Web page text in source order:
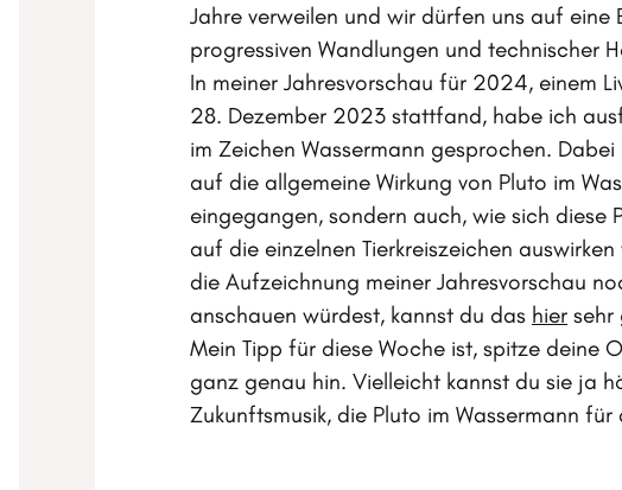
Jahre verweilen und wir dürfen uns auf eine
progressiven Wandlungen und technischer
In meiner Jahresvorschau für 2024, einem
28. Dezember 2023 stattfand, habe ich
im Zeichen Wassermann gesprochen.
auf die allgemeine Wirkung von Pluto im
eingegangen, sondern auch, wie sich diese
auf die einzelnen Tierkreiszeichen
die Aufzeichnung meiner Jahresvorschau
anschauen würdest, kannst du das hier sehr
Mein Tipp für diese Woche ist, spitze deine
ganz genau hin. Vielleicht kannst du sie ja
Zukunftsmusik, die Pluto im Wassermann für